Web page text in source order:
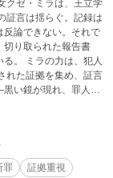
反論できない。それで
切り取られた報告書
犯人
い鏡が現れ、罪人の
学校を守る
者へ責任を押しつけ
他人の身体を寄付の
罪
証拠重視